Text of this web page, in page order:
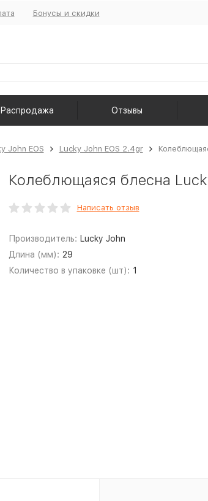
Бонусы и скидки
Распродажа Отзывы
John EOS Lucky John EOS 2.4gr
Колеблющаяся блесна
Написать отзыв
Производитель: Lucky John
Длина (мм): 29
Количество в упаковке (шт): 1